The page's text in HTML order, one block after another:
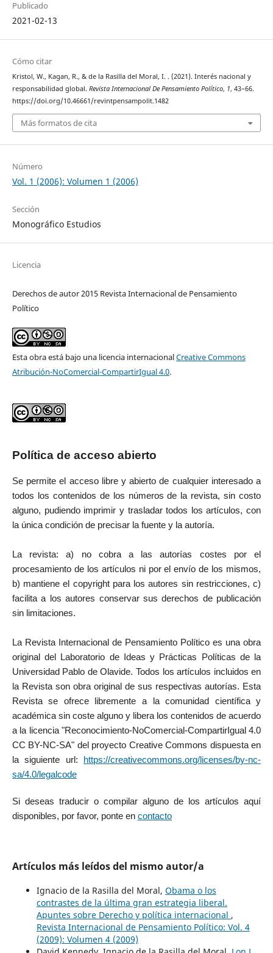
Publicado
2021-02-13
Cómo citar
Kristol, W., Kagan, R., & de la Rasilla del Moral, I. . (2021). Interés nacional y
responsabilidad global. Revista Internacional De Pensamiento Político, 1, 43–66.
https://doi.org/10.46661/revintpensampolit.1482
Más formatos de cita
Número
Vol. 1 (2006): Volumen 1 (2006)
Sección
Monográfico Estudios
Licencia
Derechos de autor 2015 Revista Internacional de Pensamiento
Político
Esta obra está bajo una licencia internacionalCreative Commons
Atribución-NoComercial-CompartirIgual 4.0.
Política de acceso abierto
Se permite el acceso libre y abierto de cualquier interesado a
todos los contenidos de los números de la revista, sin costo
alguno, pudiendo imprimir y trasladar todos los artículos, con
la única condición de precisar la fuente y la autoría.
La revista: a) no cobra a las autorías costes por el
procesamiento de los artículos ni por el envío de los mismos,
b) mantiene el copyright para los autores sin restricciones, c)
facilita a los autores conservar sus derechos de publicación
sin limitaciones.
La Revista Internacional de Pensamiento Político es una obra
original del Laboratorio de Ideas y Prácticas Políticas de la
Universidad Pablo de Olavide. Todos los artículos incluidos en
la Revista son obra original de sus respectivas autorías. Esta
Revista se ofrece libremente a la comunidad científica y
académica sin coste alguno y libera los contenidos de acuerdo
a la licencia "Reconocimiento-NoComercial-CompartirIgual 4.0
CC BY-NC-SA" del proyecto Creative Commons dispuesta en
la siguiente url:
https://creativecommons.org/licenses/by-nc-
sa/4.0/legalcode
Si deseas traducir o compilar alguno de los artículos aquí
disponibles, por favor, ponte en contacto
Artículos más leídos del mismo autor/a
Ignacio de la Rasilla del Moral, Obama o los
contrastes de la última gran estrategia liberal.
Apuntes sobre Derecho y política internacional ,
Revista Internacional de Pensamiento Político: Vol. 4
(2009): Volumen 4 (2009)